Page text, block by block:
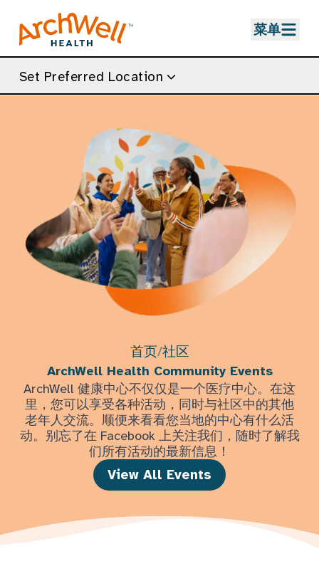
菜单
Set Preferred Location
首页/社区
ArchWell Health Community Events
ArchWell 健康中心不仅仅是一个医疗中心。在这
里，您可以享受各种活动，同时与社区中的其他
老年人交流。顺便来看看您当地的中心有什么活
动。别忘了在 Facebook 上关注我们，随时了解我
们所有活动的最新信息！
View All Events